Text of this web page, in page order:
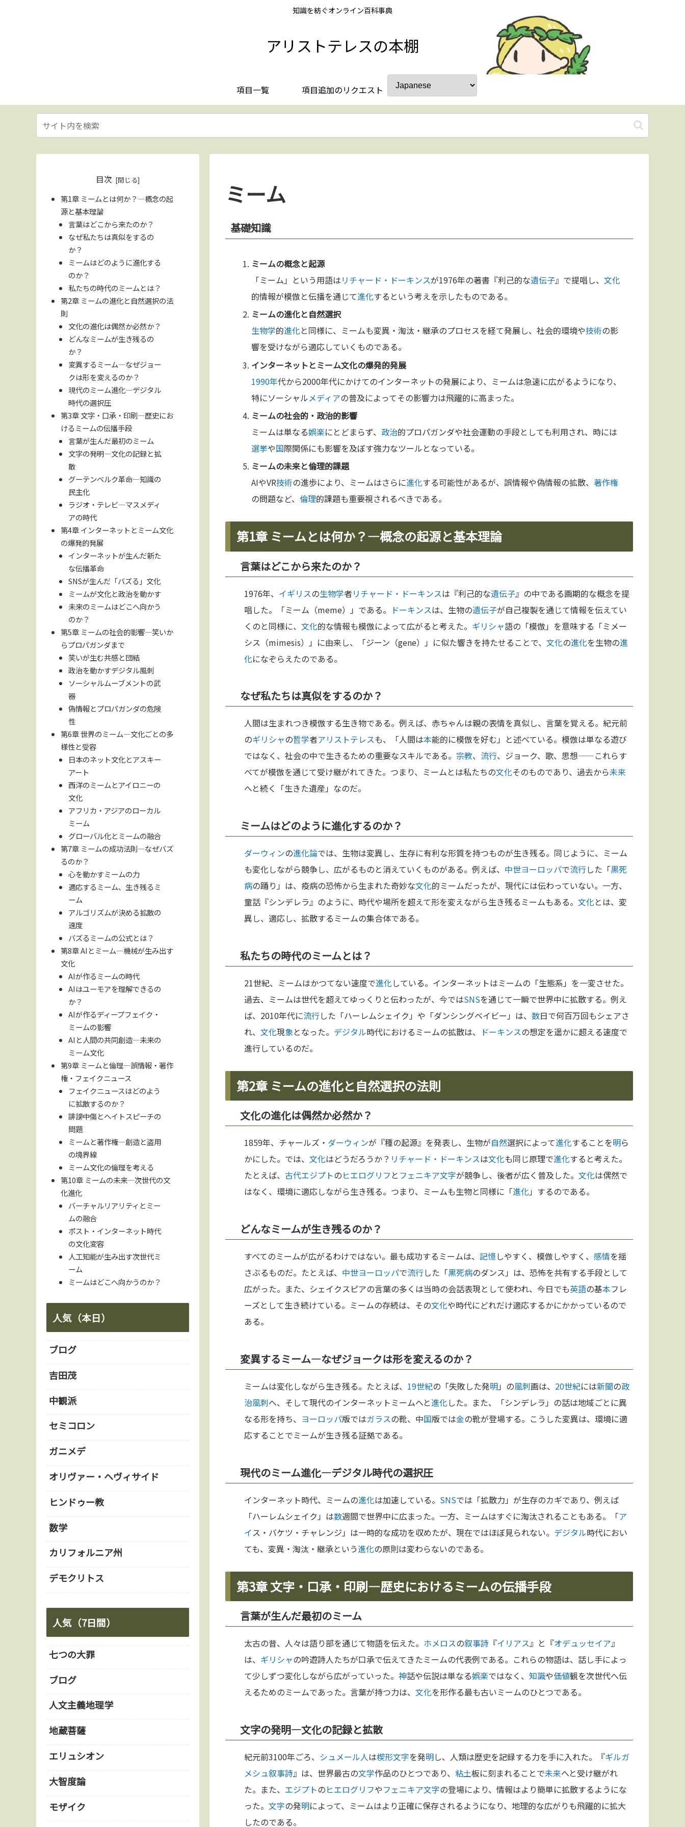
知識を紡ぐオンライン百科事典
アリストテレスの本棚
項目一覧 項目追加のリクエスト
ミーム
基礎知識
ミームの概念と起源
「ミーム」という用語はリチャード・ドーキンスが1976年の著書『利己的な遺伝子』で提唱し、文化
的情報が模倣と伝播を通じて進化するという考えを示したものである。
ミームの進化と自然選択
生物学的進化と同様に、ミームも変異・淘汰・継承のプロセスを経て発展し、社会的環境や技術の影
響を受けながら適応していくものである。
インターネットとミーム文化の爆発的発展
1990年代から2000年代にかけてのインターネットの発展により、ミームは急速に広がるようになり、
特にソーシャルメディアの普及によってその影響力は飛躍的に高まった。
ミームの社会的・ 政治的影響
ミームは単なる娯楽にとどまらず、 政治的プロパガンダや社会運動の手段としても利用され、時には
選挙や国際関係にも影響を及ぼす強力なツールとなっている。
ミームの未来と倫理的課題
AIやVR技術の進歩により、ミームはさらに進化する可能性があるが、誤情報や偽情報の拡散、 著作権
の問題など、倫理的課題も重要視されるべきである。
第1章 ミームとは何か？—概念の起源と基本理論
言葉はどこから来たのか？
1976年、 イギリスの生物学者リチャード・ドーキンスは『利己的な遺伝子』の中である画期的な概念を提
唱した。「ミーム（meme）」である。 ドーキンスは、生物の遺伝子が自己複製を通じて情報を伝えてい
くのと同様に、 文化的な情報も模倣によって広がると考えた。 ギリシャ語の「模倣」を意味する「ミメー
シス（mimesis）」に由来し、「ジーン（gene）」に似た響きを持たせることで、 文化の進化を生物の進
化になぞらえたのである。
なぜ私たちは真似をするのか？
人間は生まれつき模倣する生き物である。例えば、赤ちゃんは親の表情を真似し、言葉を覚える。紀元前
のギリシャの哲学者アリストテレスも、「人間は本能的に模倣を好む」と述べている。模倣は単なる遊び
ではなく、社会の中で生きるための重要なスキルである。 宗教、 流行、ジョーク、歌、思想——これらす
べてが模倣を通じて受け継がれてきた。つまり、ミームとは私たちの文化そのものであり、過去から未来
へと続く「生きた遺産」なのだ。
ミームはどのように進化するのか？
ダーウィンの進化論では、生物は変異し、生存に有利な形質を持つものが生き残る。同じように、ミーム
も変化しながら競争し、広がるものと消えていくものがある。例えば、 中世ヨーロッパで流行した「黒死
病の踊り」は、疫病の恐怖から生まれた奇妙な文化的ミームだったが、現代には伝わっていない。一方、
童話『シンデレラ』のように、時代や場所を超えて形を変えながら生き残るミームもある。 文化とは、変
異し、適応し、拡散するミームの集合体である。
私たちの時代のミームとは？
21世紀、ミームはかつてない速度で進化している。インターネットはミームの「生態系」を一変させた。
過去、ミームは世代を超えてゆっくりと伝わったが、今ではSNSを通じて一瞬で世界中に拡散する。例え
ば、2010年代に流行した「ハーレムシェイク」や「ダンシングベイビー」は、 数日で何百万回もシェアさ
れ、 文化現象となった。 デジタル時代におけるミームの拡散は、 ドーキンスの想定を遥かに超える速度で
進行しているのだ。
第2章 ミームの進化と自然選択の法則
文化の進化は偶然か必然か？
1859年、チャールズ・ ダーウィンが『種の起源』を発表し、生物が自然選択によって進化することを明ら
かにした。では、 文化はどうだろうか？ リチャード・ドーキンスは文化も同じ原理で進化すると考えた。
たとえば、 古代エジプトのヒエログリフ と フェニキア文字が競争し、後者が広く普及した。 文化は偶然で
はなく、環境に適応しながら生き残る。つまり、ミームも生物と同様に「進化 」するのである。
どんなミームが生き残るのか？
すべてのミームが広がるわけではない。最も成功するミームは、 記憶しやすく、模倣しやすく、 感情を揺
さぶるものだ。たとえば、 中世ヨーロッパで流行した「黒死病のダンス」は、恐怖を共有する手段として
広がった。また、シェイクスピアの言葉の多くは当時の会話表現として使われ、今日でも英語の基本フレ
ーズとして生き続けている。ミームの存続は、その文化や時代にどれだけ適応するかにかかっているので
ある。
変異するミーム—なぜジョークは形を変えるのか？
ミームは変化しながら生き残る。たとえば、 19世紀の「失敗した発明」の風刺画は、 20世紀には新聞の政
治風刺へ、そして現代のインターネットミームへと進化した。また、「シンデレラ」の話は地域ごとに異
なる形を持ち、 ヨーロッパ版ではガラスの靴、中国版では金の靴が登場する。こうした変異は、環境に適
応することでミームが生き残る証拠である。
現代のミーム進化—デジタル時代の選択圧
インターネット時代、ミームの進化は加速している。 SNSでは「拡散力」が生存のカギであり、例えば
「ハーレムシェイク」は数週間で世界中に広まった。一方、ミームはすぐに淘汰されることもある。「ア
イス・バケツ・チャレンジ」は一時的な成功を収めたが、現在ではほぼ見られない。 デジタル時代におい
ても、変異・淘汰・継承という進化の原則は変わらないのである。
第3章 文字・口承・印刷—歴史におけるミームの伝播手段
言葉が生んだ最初のミーム
太古の昔、人々は語り部を通じて物語を伝えた。 ホメロスの叙事詩『イリアス』と『オデュッセイア』
は、 ギリシャの吟遊詩人たちが口承で伝えてきたミームの代表例である。これらの物語は、話し手によっ
て少しずつ変化しながら広がっていった。 神話や伝説は単なる娯楽ではなく、 知識や価値観を次世代へ伝
えるためのミームであった。言葉が持つ力は、 文化を形作る最も古いミームのひとつである。
文字の発明—文化の記録と拡散
紀元前3100年ごろ、 シュメール人は楔形文字を発明し、人類は歴史を記録する力を手に入れた。『ギルガ
メシュ叙事詩』は、世界最古の文学作品のひとつであり、 粘土板に刻まれることで未来へと受け継がれ
た。また、 エジプトのヒエログリフやフェニキア文字の登場により、情報はより簡単に拡散するようにな
った。 文字の発明によって、ミームはより正確に保存されるようになり、地理的な広がりも飛躍的に拡大
したのである。
目次
第1章 ミームとは何か？—概念の起
源と基本理論
言葉はどこから来たのか？
なぜ私たちは真似をするの
か？
ミームはどのように進化する
のか？
私たちの時代のミームとは？
第2章 ミームの進化と自然選択の法
則
文化の進化は偶然か必然か？
どんなミームが生き残るの
か？
変異するミーム—なぜジョー
クは形を変えるのか？
現代のミーム進化—デジタル
時代の選択圧
第3章 文字・口承・印刷—歴史にお
けるミームの伝播手段
言葉が生んだ最初のミーム
文字の発明—文化の記録と拡
散
グーテンベルク革命—知識の
民主化
ラジオ・テレビ—マスメディ
アの時代
第4章 インターネットとミーム文化
の爆発的発展
インターネットが生んだ新た
な伝播革命
SNSが生んだ「バズる」文化
ミームが文化と政治を動かす
未来のミームはどこへ向かう
のか？
第5章 ミームの社会的影響—笑いか
らプロパガンダまで
笑いが生む共感と団結
政治を動かすデジタル風刺
ソーシャルムーブメントの武
器
偽情報とプロパガンダの危険
性
第6章 世界のミーム—文化ごとの多
様性と受容
日本のネット文化とアスキー
アート
西洋のミームとアイロニーの
文化
アフリカ・アジアのローカル
ミーム
グローバル化とミームの融合
第7章 ミームの成功法則—なぜバズ
るのか？
心を動かすミームの力
適応するミーム、生き残るミ
ーム
アルゴリズムが決める拡散の
速度
バズるミームの公式とは？
第8章 AIとミーム—機械が生み出す
文化
AIが作るミームの時代
AIはユーモアを理解できるの
か？
AIが作るディープフェイク・
ミームの影響
AIと人間の共同創造—未来の
ミーム文化
第9章 ミームと倫理—誤情報・著作
権・フェイクニュース
フェイクニュースはどのよう
に拡散するのか？
誹謗中傷とヘイトスピーチの
問題
ミームと著作権—創造と盗用
の境界線
ミーム文化の倫理を考える
第10章 ミームの未来—次世代の文
化進化
バーチャルリアリティとミー
ムの融合
ポスト・インターネット時代
の文化変容
人工知能が生み出す次世代ミ
ーム
ミームはどこへ向かうのか？
人気（本日）
ブログ
吉田茂
中観派
セミコロン
ガニメデ
オリヴァー・ヘヴィサイド
ヒンドゥー教
数学
カリフォルニア州
デモクリトス
人気（7日間）
七つの大罪
ブログ
人文主義地理学
地蔵菩薩
エリュシオン
大智度論
モザイク